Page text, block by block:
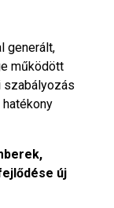
generált,
működött
szabályozás
új